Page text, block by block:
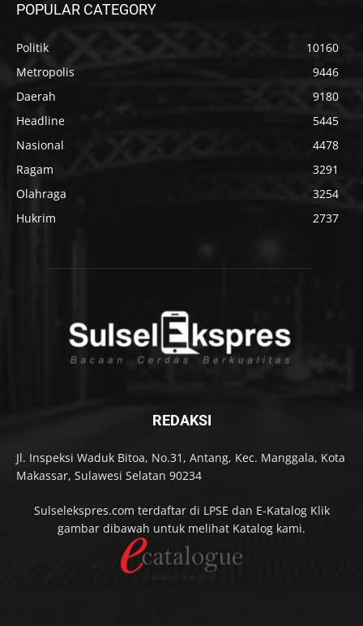
POPULAR CATEGORY
Politik
10160
Metropolis
9446
Daerah
9180
Headline
5445
Nasional
4478
Ragam
3291
Olahraga
3254
Hukrim
2737
REDAKSI
Jl. Inspeksi Waduk Bitoa, No.31, Antang, Kec. Manggala, Kota
Makassar, Sulawesi Selatan 90234
Sulselekspres.com terdaftar di LPSE dan E-Katalog Klik
gambar dibawah untuk melihat Katalog kami.